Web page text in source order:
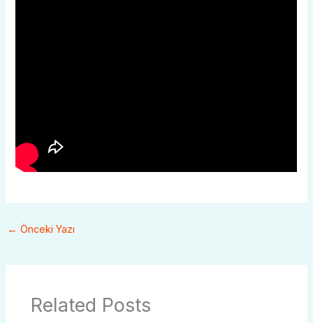
← Önceki Yazı
Related Posts